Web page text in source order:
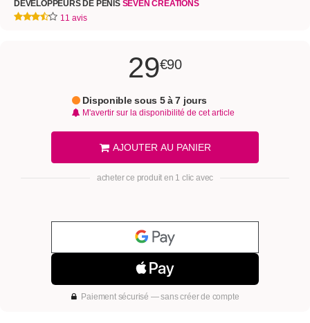
DÉVELOPPEURS DE PÉNIS SEVEN CREATIONS
11 avis
29€90
Disponible sous 5 à 7 jours
M'avertir sur la disponibilité de cet article
AJOUTER AU PANIER
acheter ce produit en 1 clic avec
Paiement sécurisé — sans créer de compte